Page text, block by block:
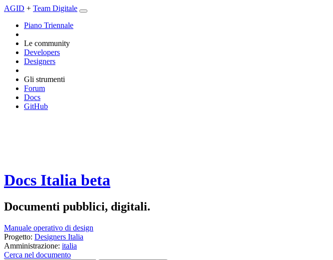
AGID + Team Digitale
Piano Triennale
Le community
Developers
Designers
Gli strumenti
Forum
Docs
GitHub
Docs Italia beta
Documenti pubblici, digitali.
Manuale operativo di design
Progetto: Designers Italia
Amministrazione: italia
Cerca nel documento